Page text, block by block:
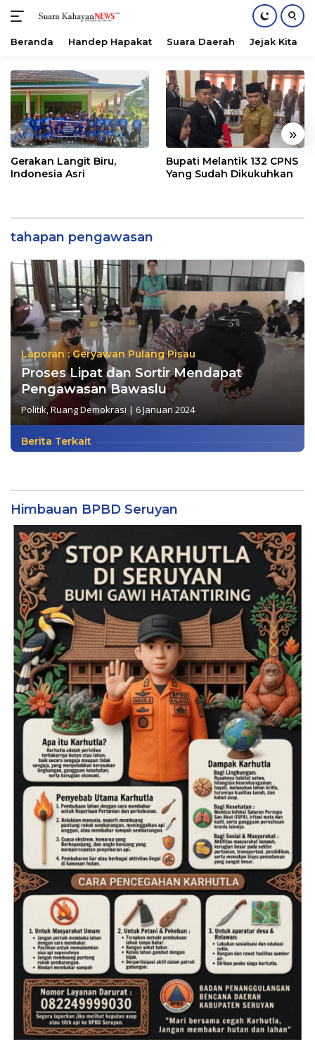
konten
Beranda Handep Hapakat Suara Daerah Jejak Kita
« »
Gerakan Langit Biru,
Indonesia Asri
Bupati Melantik 132 CPNS
Yang Sudah Dikukuhkan
tahapan pengawasan
Laporan : Geryawan Pulang Pisau
Proses Lipat dan Sortir Mendapat
Pengawasan Bawaslu
Politik,Ruang Demokrasi | 6 Januari 2024
Berita Terkait
Himbauan BPBD Seruyan